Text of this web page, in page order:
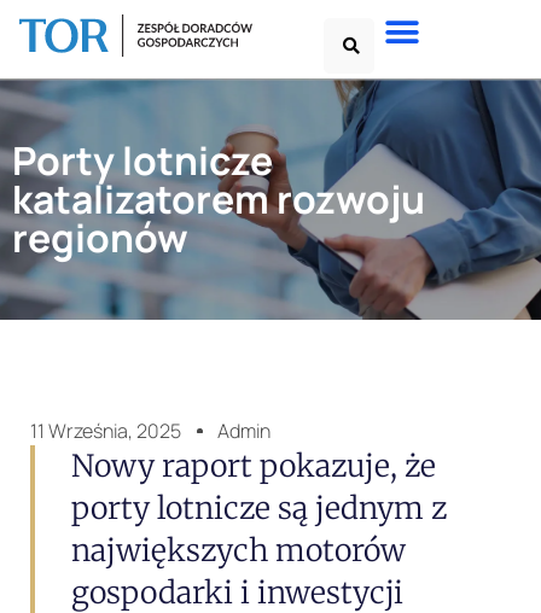
Porty lotnicze
katalizatorem rozwoju
regionów
11 Września, 2025 Admin
Nowy raport pokazuje, że
porty lotnicze są jednym z
największych motorów
gospodarki i inwestycji